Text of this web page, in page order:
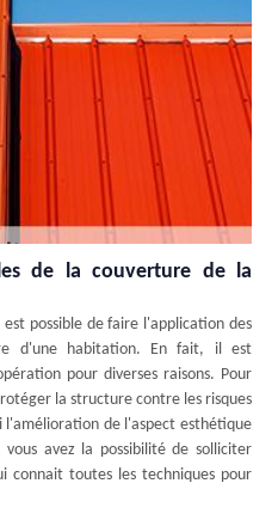
de la couverture de la
est possible de faire l'application des
d'une habitation. En fait, il est
pour diverses raisons. Pour
la structure contre les risques
l'amélioration de l'aspect esthétique
avez la possibilité de solliciter
connait toutes les techniques pour